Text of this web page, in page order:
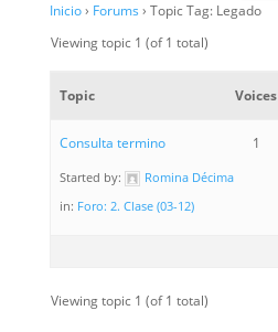
Inicio› Forums › Topic Tag: Legado
Viewing topic 1 (of 1 total)
Topic Voices
Consulta termino
Started by:
Romina Décima
in: Foro: 2. Clase (03-12)
1
Viewing topic 1 (of 1 total)